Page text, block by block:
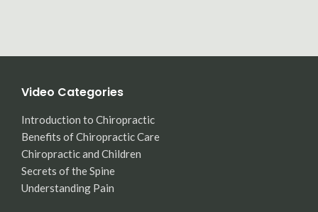
Video Categories
Introduction to Chiropractic
Benefits of Chiropractic Care
Chiropractic and Children
Secrets of the Spine
Understanding Pain